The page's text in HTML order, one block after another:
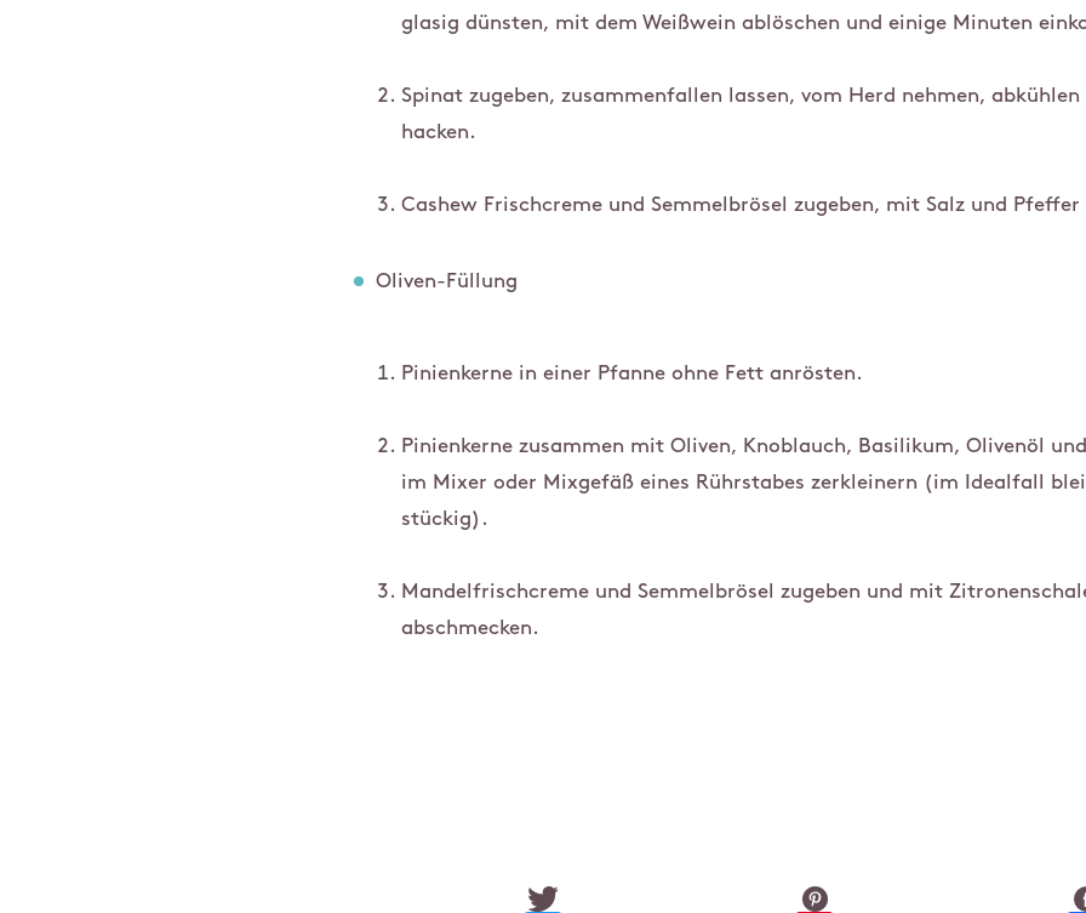
glasig dünsten, mit dem Weißwein ablöschen und einige Minuten
Spinat zugeben, zusammenfallen lassen, vom Herd nehmen,
hacken.
Cashew Frischcreme und Semmelbrösel zugeben, mit Salz und Pfeffer
Oliven-Füllung
Pinienkerne in einer Pfanne ohne Fett anrösten.
Pinienkerne zusammen mit Oliven, Knoblauch, Basilikum, Olivenöl
im Mixer oder Mixgefäß eines Rührstabes zerkleinern (im Idealfall
stückig).
Mandelfrischcreme und Semmelbrösel zugeben und mit
abschmecken.